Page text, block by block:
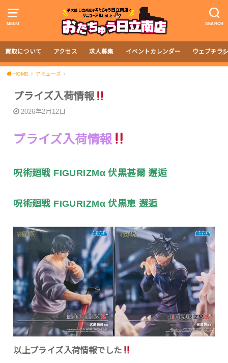
MENU SEARCH
買取について アクセス 求人募集 イベントカレンダー ウェブチラ
HOME アミューズ
プライズ入荷情報
2026年2月12日
プライズ入荷情報
呪術廻戦 FIGURIZMα 伏黒甚爾 邂逅
呪術廻戦 FIGURIZMα 伏黒恵 邂逅
以上プライズ入荷情報でした